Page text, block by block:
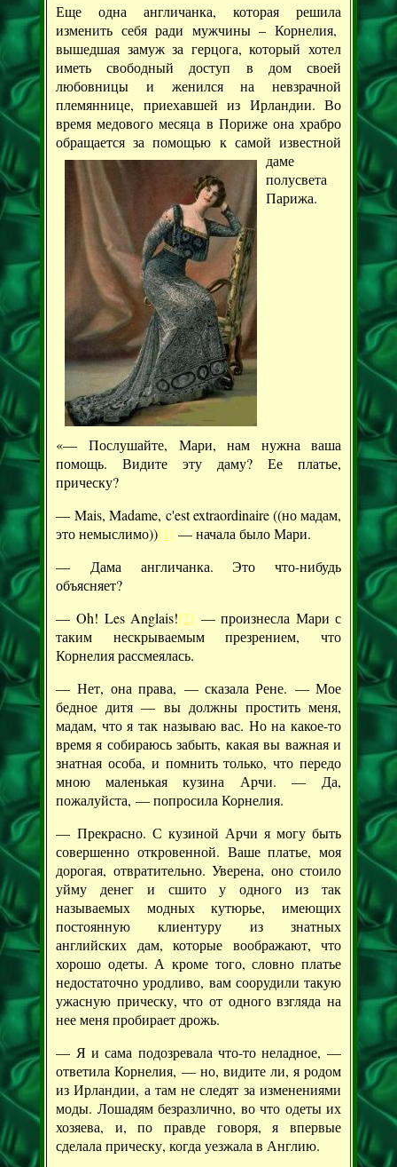
Еще одна англичанка, которая решила
изменить себя ради мужчины – Корнелия,
вышедшая замуж за герцога, который хотел
иметь свободный доступ в дом своей
любовницы и женился на невзрачной
племяннице, приехавшей из Ирландии. Во
время медового месяца в Пориже она храбро
обращается за помощью к самой известной
даме
полусвета
Парижа.
«— Послушайте, Мари, нам нужна ваша
помощь. Видите эту даму? Ее платье,
прическу?
— Mais, Madame, c'est extraordinaire ((но мадам,
это немыслимо))[1] — начала было Мари.
— Дама англичанка. Это что-нибудь
объясняет?
— Oh! Les Anglais![2] — произнесла Мари с
таким нескрываемым презрением, что
Корнелия рассмеялась.
— Нет, она права, — сказала Рене. — Мое
бедное дитя — вы должны простить меня,
мадам, что я так называю вас. Но на какое-то
время я собираюсь забыть, какая вы важная и
знатная особа, и помнить только, что передо
мною маленькая кузина Арчи. — Да,
пожалуйста, — попросила Корнелия.
— Прекрасно. С кузиной Арчи я могу быть
совершенно откровенной. Ваше платье, моя
дорогая, отвратительно. Уверена, оно стоило
уйму денег и сшито у одного из так
называемых модных кутюрье, имеющих
постоянную клиентуру из знатных
английских дам, которые воображают, что
хорошо одеты. А кроме того, словно платье
недостаточно уродливо, вам соорудили такую
ужасную прическу, что от одного взгляда на
нее меня пробирает дрожь.
— Я и сама подозревала что-то неладное, —
ответила Корнелия, — но, видите ли, я родом
из Ирландии, а там не следят за изменениями
моды. Лошадям безразлично, во что одеты их
хозяева, и, по правде говоря, я впервые
сделала прическу, когда уезжала в Англию.